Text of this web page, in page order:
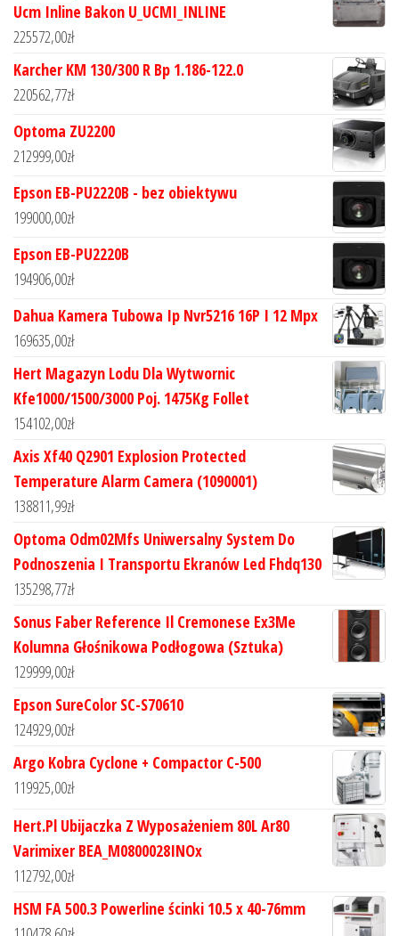
Ucm Inline Bakon U_UCMI_INLINE
225572,00zł
Karcher KM 130/300 R Bp 1.186-122.0
220562,77zł
Optoma ZU2200
212999,00zł
Epson EB-PU2220B - bez obiektywu
199000,00zł
Epson EB-PU2220B
194906,00zł
Dahua Kamera Tubowa Ip Nvr5216 16P I 12 Mpx
169635,00zł
Hert Magazyn Lodu Dla Wytwornic
Kfe1000/1500/3000 Poj. 1475Kg Follet
154102,00zł
Axis Xf40 Q2901 Explosion Protected
Temperature Alarm Camera (1090001)
138811,99zł
Optoma Odm02Mfs Uniwersalny System Do
Podnoszenia I Transportu Ekranów Led Fhdq130
135298,77zł
Sonus Faber Reference Il Cremonese Ex3Me
Kolumna Głośnikowa Podłogowa (Sztuka)
129999,00zł
Epson SureColor SC-S70610
124929,00zł
Argo Kobra Cyclone + Compactor C-500
119925,00zł
Hert.Pl Ubijaczka Z Wyposażeniem 80L Ar80
Varimixer BEA_M0800028INOx
112792,00zł
HSM FA 500.3 Powerline ścinki 10.5 x 40-76mm